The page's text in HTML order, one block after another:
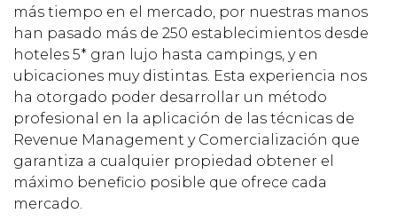
más tiempo en el mercado, por nuestras manos
han pasado más de 250 establecimientos desde
hoteles 5* gran lujo hasta campings, y en
ubicaciones muy distintas. Esta experiencia nos
ha otorgado poder desarrollar un método
profesional en la aplicación de las técnicas de
Revenue Management y Comercialización que
garantiza a cualquier propiedad obtener el
máximo beneficio posible que ofrece cada
mercado.